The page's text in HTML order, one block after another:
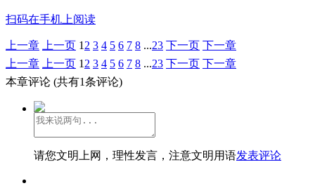
扫码在手机上阅读
上一章 上一页 1 2 3 4 5 6 7 8 ...23 下一页 下一章
上一章
上一页 1 2 3 4 5 6 7 8 ...23 下一页 下一章
本章评论 (共有1条评论)
请您文明上网，理性发言，注意文明用语发表评论